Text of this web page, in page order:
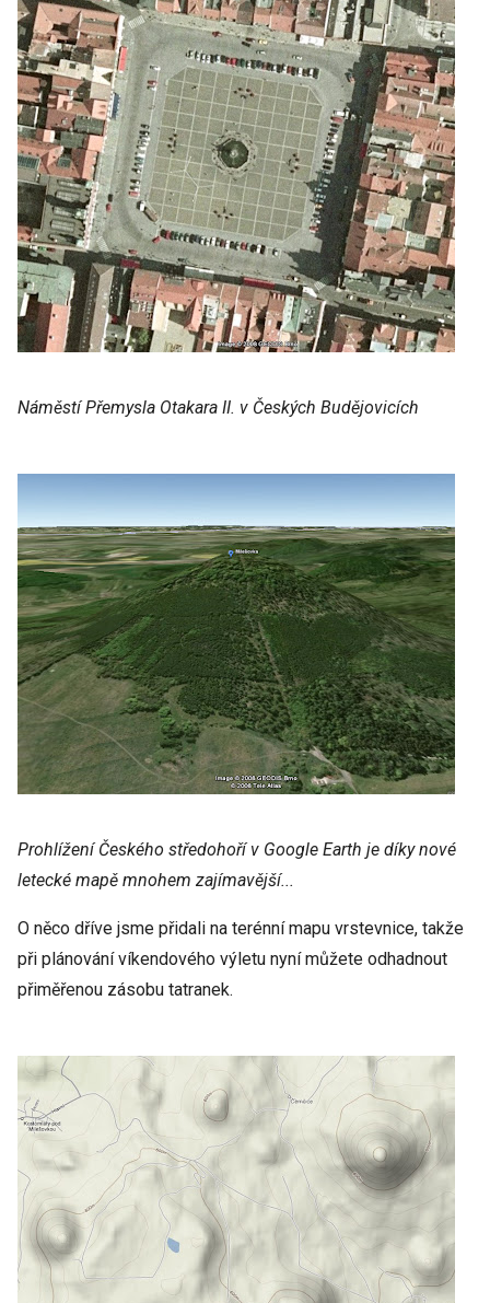
Náměstí Přemysla Otakara II. v Českých Budějovicích
Prohlížení Českého středohoří v Google Earth je díky nové
letecké mapě mnohem zajímavější...
O něco dříve jsme přidali na terénní mapu vrstevnice, takže
při plánování víkendového výletu nyní můžete odhadnout
přiměřenou zásobu tatranek.